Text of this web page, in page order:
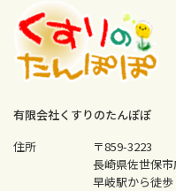
有限会社くすりのたんぽぽ
住所
〒859-3223
長崎県佐世保
早岐駅から徒